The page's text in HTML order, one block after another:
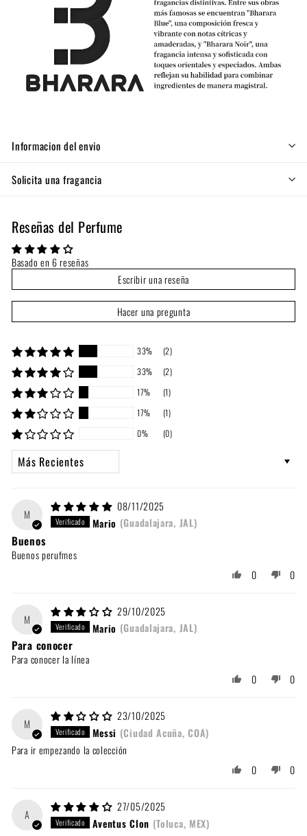
Informacion del envio
Solicita una fragancia
Reseñas del Perfume
Basado en 6 reseñas
Escribir una reseña
Hacer una pregunta
33%
(2)
33%
(2)
17%
(1)
17%
(1)
0%
(0)
Sort by
M
08/11/2025
Mario (Guadalajara, JAL)
Buenos
Buenos perufmes
0
0
M
29/10/2025
Mario (Guadalajara, JAL)
Para conocer
Para conocer la línea
0
0
M
23/10/2025
Messi (Ciudad Acuña, COA)
Para ir empezando la colección
0
0
A
27/05/2025
Aventus Clon (Toluca, MEX)